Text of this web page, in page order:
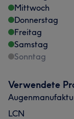
Mittwoch
Donnerstag
Freitag
Samstag
Sonntag
Verwendete
LCN